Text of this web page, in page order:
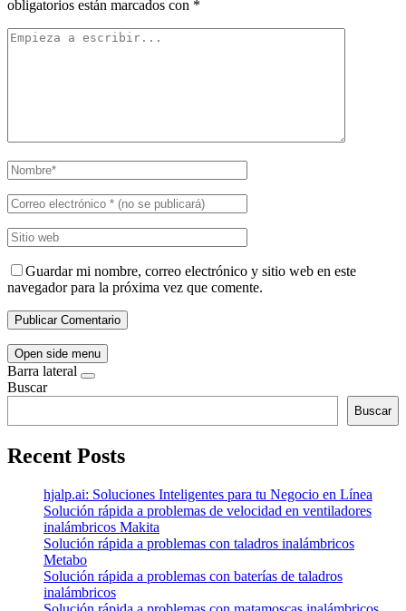
obligatorios están marcados con *
Guardar mi nombre, correo electrónico y sitio web en este
navegador para la próxima vez que comente.
Open side menu
Barra lateral
Buscar
Buscar
Recent Posts
hjalp.ai: Soluciones Inteligentes para tu Negocio en Línea
Solución rápida a problemas de velocidad en ventiladores
inalámbricos Makita
Solución rápida a problemas con taladros inalámbricos
Metabo
Solución rápida a problemas con baterías de taladros
inalámbricos